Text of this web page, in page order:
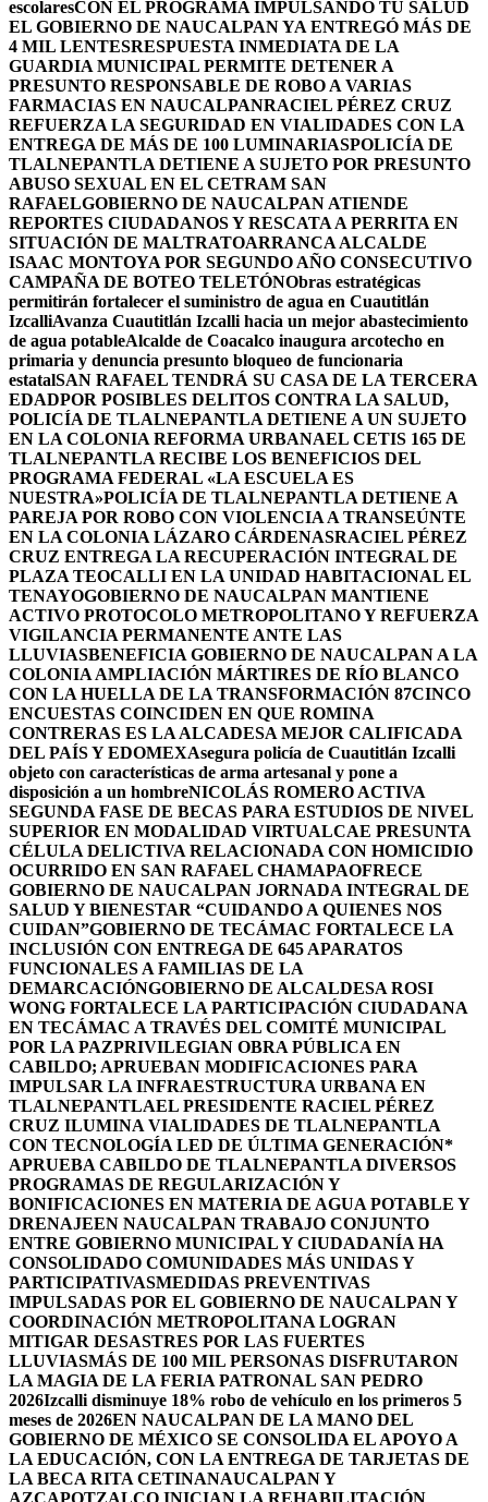
escolaresCON EL PROGRAMA IMPULSANDO TU SALUD
EL GOBIERNO DE NAUCALPAN YA ENTREGÓ MÁS DE
4 MIL LENTESRESPUESTA INMEDIATA DE LA
GUARDIA MUNICIPAL PERMITE DETENER A
PRESUNTO RESPONSABLE DE ROBO A VARIAS
FARMACIAS EN NAUCALPANRACIEL PÉREZ CRUZ
REFUERZA LA SEGURIDAD EN VIALIDADES CON LA
ENTREGA DE MÁS DE 100 LUMINARIASPOLICÍA DE
TLALNEPANTLA DETIENE A SUJETO POR PRESUNTO
ABUSO SEXUAL EN EL CETRAM SAN
RAFAELGOBIERNO DE NAUCALPAN ATIENDE
REPORTES CIUDADANOS Y RESCATA A PERRITA EN
SITUACIÓN DE MALTRATOARRANCA ALCALDE
ISAAC MONTOYA POR SEGUNDO AÑO CONSECUTIVO
CAMPAÑA DE BOTEO TELETÓNObras estratégicas
permitirán fortalecer el suministro de agua en Cuautitlán
IzcalliAvanza Cuautitlán Izcalli hacia un mejor abastecimiento
de agua potableAlcalde de Coacalco inaugura arcotecho en
primaria y denuncia presunto bloqueo de funcionaria
estatalSAN RAFAEL TENDRÁ SU CASA DE LA TERCERA
EDADPOR POSIBLES DELITOS CONTRA LA SALUD,
POLICÍA DE TLALNEPANTLA DETIENE A UN SUJETO
EN LA COLONIA REFORMA URBANAEL CETIS 165 DE
TLALNEPANTLA RECIBE LOS BENEFICIOS DEL
PROGRAMA FEDERAL «LA ESCUELA ES
NUESTRA»POLICÍA DE TLALNEPANTLA DETIENE A
PAREJA POR ROBO CON VIOLENCIA A TRANSEÚNTE
EN LA COLONIA LÁZARO CÁRDENASRACIEL PÉREZ
CRUZ ENTREGA LA RECUPERACIÓN INTEGRAL DE
PLAZA TEOCALLI EN LA UNIDAD HABITACIONAL EL
TENAYOGOBIERNO DE NAUCALPAN MANTIENE
ACTIVO PROTOCOLO METROPOLITANO Y REFUERZA
VIGILANCIA PERMANENTE ANTE LAS
LLUVIASBENEFICIA GOBIERNO DE NAUCALPAN A LA
COLONIA AMPLIACIÓN MÁRTIRES DE RÍO BLANCO
CON LA HUELLA DE LA TRANSFORMACIÓN 87CINCO
ENCUESTAS COINCIDEN EN QUE ROMINA
CONTRERAS ES LA ALCADESA MEJOR CALIFICADA
DEL PAÍS Y EDOMEXAsegura policía de Cuautitlán Izcalli
objeto con características de arma artesanal y pone a
disposición a un hombreNICOLÁS ROMERO ACTIVA
SEGUNDA FASE DE BECAS PARA ESTUDIOS DE NIVEL
SUPERIOR EN MODALIDAD VIRTUALCAE PRESUNTA
CÉLULA DELICTIVA RELACIONADA CON HOMICIDIO
OCURRIDO EN SAN RAFAEL CHAMAPAOFRECE
GOBIERNO DE NAUCALPAN JORNADA INTEGRAL DE
SALUD Y BIENESTAR “CUIDANDO A QUIENES NOS
CUIDAN”GOBIERNO DE TECÁMAC FORTALECE LA
INCLUSIÓN CON ENTREGA DE 645 APARATOS
FUNCIONALES A FAMILIAS DE LA
DEMARCACIÓNGOBIERNO DE ALCALDESA ROSI
WONG FORTALECE LA PARTICIPACIÓN CIUDADANA
EN TECÁMAC A TRAVÉS DEL COMITÉ MUNICIPAL
POR LA PAZPRIVILEGIAN OBRA PÚBLICA EN
CABILDO; APRUEBAN MODIFICACIONES PARA
IMPULSAR LA INFRAESTRUCTURA URBANA EN
TLALNEPANTLAEL PRESIDENTE RACIEL PÉREZ
CRUZ ILUMINA VIALIDADES DE TLALNEPANTLA
CON TECNOLOGÍA LED DE ÚLTIMA GENERACIÓN*
APRUEBA CABILDO DE TLALNEPANTLA DIVERSOS
PROGRAMAS DE REGULARIZACIÓN Y
BONIFICACIONES EN MATERIA DE AGUA POTABLE Y
DRENAJEEN NAUCALPAN TRABAJO CONJUNTO
ENTRE GOBIERNO MUNICIPAL Y CIUDADANÍA HA
CONSOLIDADO COMUNIDADES MÁS UNIDAS Y
PARTICIPATIVASMEDIDAS PREVENTIVAS
IMPULSADAS POR EL GOBIERNO DE NAUCALPAN Y
COORDINACIÓN METROPOLITANA LOGRAN
MITIGAR DESASTRES POR LAS FUERTES
LLUVIASMÁS DE 100 MIL PERSONAS DISFRUTARON
LA MAGIA DE LA FERIA PATRONAL SAN PEDRO
2026Izcalli disminuye 18% robo de vehículo en los primeros 5
meses de 2026EN NAUCALPAN DE LA MANO DEL
GOBIERNO DE MÉXICO SE CONSOLIDA EL APOYO A
LA EDUCACIÓN, CON LA ENTREGA DE TARJETAS DE
LA BECA RITA CETINANAUCALPAN Y
AZCAPOTZALCO INICIAN LA REHABILITACIÓN